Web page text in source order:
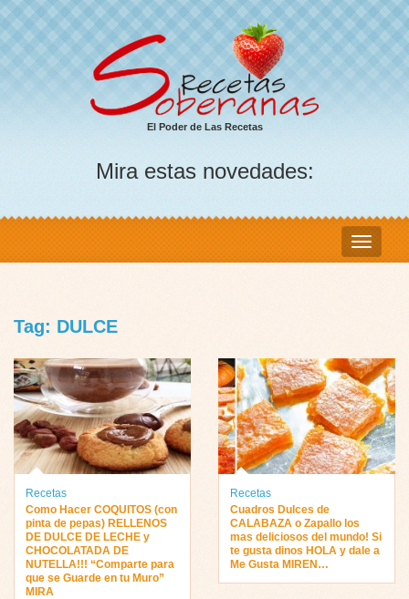
El Poder de Las Recetas
Mira estas novedades:
Tag: DULCE
Recetas
Como Hacer COQUITOS (con
pinta de pepas) RELLENOS
DE DULCE DE LECHE y
CHOCOLATADA DE
NUTELLA!!! “Comparte para
que se Guarde en tu Muro”
MIRA
Recetas
Cuadros Dulces de
CALABAZA o Zapallo los
mas deliciosos del mundo! Si
te gusta dinos HOLA y dale a
Me Gusta MIREN…